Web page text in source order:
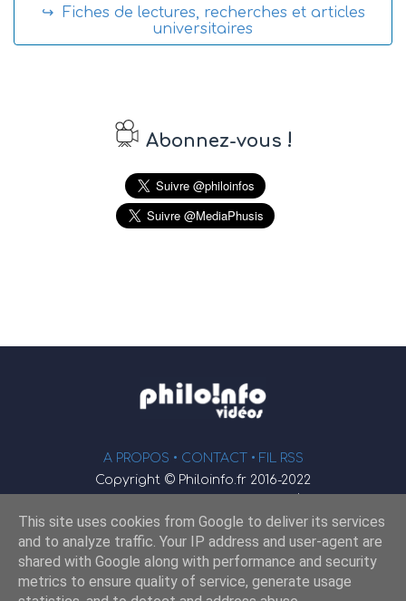
↪ Fiches de lectures, recherches et articles
universitaires
Abonnez-vous !
A PROPOS • CONTACT • FIL RSS
Copyright © Philoinfo.fr 2016-2022
φ
Webmaster : JEND
Retrouvez-nous sur
This site uses cookies from Google to deliver its services
and to analyze traffic. Your IP address and user-agent are
shared with Google along with performance and security
metrics to ensure quality of service, generate usage